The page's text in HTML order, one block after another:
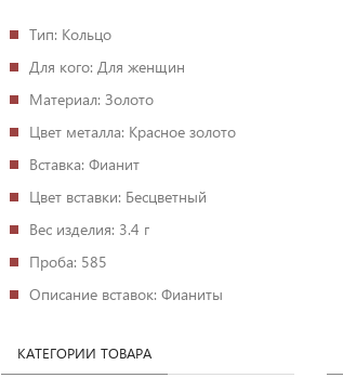
Тип: Кольцо
Для кого: Для женщин
Материал: Золото
Цвет металла: Красное золото
Вставка: Фианит
Цвет вставки: Бесцветный
Вес изделия: 3.4 г
Проба: 585
Описание вставок: Фианиты
КАТЕГОРИИ ТОВАРА